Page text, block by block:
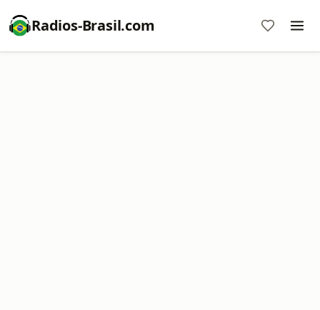
Radios-Brasil.com